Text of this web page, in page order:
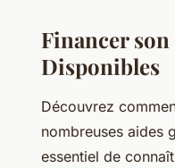
Financer
Disponibles
Découvrez
nombreuses aides
essentiel de